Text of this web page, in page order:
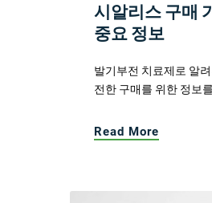
시알리스 구매
중요 정보
발기부전 치료제로 알
전한 구매를 위한 정보
Read More